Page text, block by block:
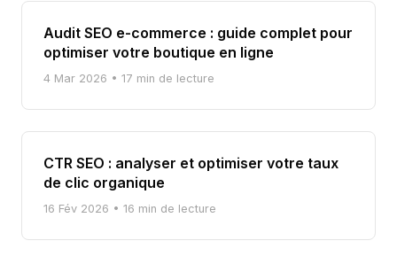
Audit SEO e-commerce : guide complet pour
optimiser votre boutique en ligne
4 Mar 2026 • 17 min de lecture
CTR SEO : analyser et optimiser votre taux
de clic organique
16 Fév 2026 • 16 min de lecture